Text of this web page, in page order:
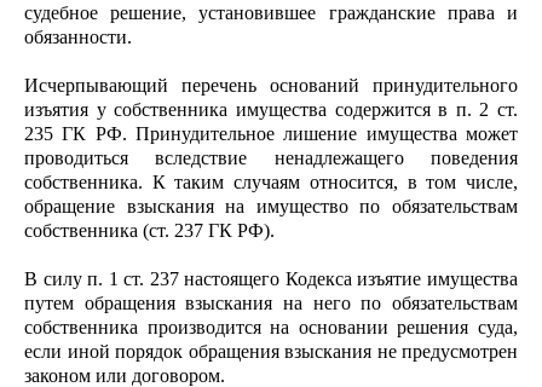
судебное решение, установившее гражданские права и
обязанности.
Исчерпывающий перечень оснований принудительного
изъятия у собственника имущества содержится в п. 2 ст.
235 ГК РФ. Принудительное лишение имущества может
проводиться вследствие ненадлежащего поведения
собственника. К таким случаям относится, в том числе,
обращение взыскания на имущество по обязательствам
собственника (ст. 237 ГК РФ).
В силу п. 1 ст. 237 настоящего Кодекса изъятие имущества
путем обращения взыскания на него по обязательствам
собственника производится на основании решения суда,
если иной порядок обращения взыскания не предусмотрен
законом или договором.